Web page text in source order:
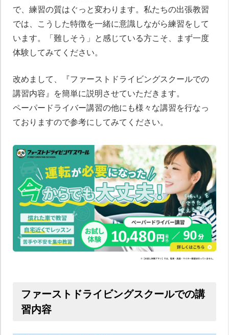
で、練習の質はぐっと変わります。私たちの出張教習
では、こうした特徴を一緒に意識しながら練習をして
います。「難しそう」と感じている方こそ、まず一度
体験してみてください。
改めまして、『ファーストドライビングスクールでの
講習内容』を簡単に説明させていただきます。
ペーパードライバー講習の他にも様々な講習を行なっ
ておりますので参考にしてみてください。
ファーストドライビングスクールでの講
習内容